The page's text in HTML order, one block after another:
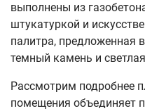
выполнены из
штукатуркой и
палитра, предложенная
темный камень и
Рассмотрим подробнее
помещения объединяет